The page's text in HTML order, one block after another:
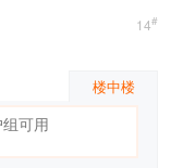
14#
楼中楼